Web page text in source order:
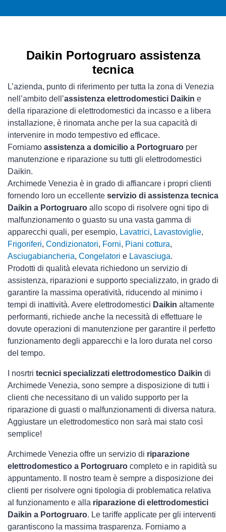
Daikin Portogruaro assistenza
tecnica
L’azienda, punto di riferimento per tutta la zona di Venezia
nell’ambito dell’assistenza elettrodomestici Daikin e
della riparazione di elettrodomestici da incasso e a libera
installazione, è rinomata anche per la sua capacità di
intervenire in modo tempestivo ed efficace.
Forniamo assistenza a domicilio a Portogruaro per
manutenzione e riparazione su tutti gli elettrodomestici
Daikin.
Archimede Venezia è in grado di affiancare i propri clienti
fornendo loro un eccellente servizio di assistenza tecnica
Daikin a Portogruaro allo scopo di risolvere ogni tipo di
malfunzionamento o guasto su una vasta gamma di
apparecchi quali, per esempio, Lavatrici, Lavastoviglie,
Frigoriferi, Condizionatori, Forni, Piani cottura,
Asciugabiancheria, Congelatori e Lavasciuga.
Prodotti di qualità elevata richiedono un servizio di
assistenza, riparazioni e supporto specializzato, in grado di
garantire la massima operatività, riducendo al minimo i
tempi di inattività. Avere elettrodomestici Daikin altamente
performanti, richiede anche la necessità di effettuare le
dovute operazioni di manutenzione per garantire il perfetto
funzionamento degli apparecchi e la loro durata nel corso
del tempo.
I nosrtri tecnici specializzati elettrodomestico Daikin di
Archimede Venezia, sono sempre a disposizione di tutti i
clienti che necessitano di un valido supporto per la
riparazione di guasti o malfunzionamenti di diversa natura.
Aggiustare un elettrodomestico non sarà mai stato così
semplice!
Archimede Venezia offre un servizio di riparazione
elettrodomestico a Portogruaro completo e in rapidità su
appuntamento. Il nostro team è sempre a disposizione dei
clienti per risolvere ogni tipologia di problematica relativa
al funzionamento e alla riparazione di elettrodomestici
Daikin a Portogruaro. Le tariffe applicate per gli interventi
garantiscono la massima trasparenza. Forniamo a